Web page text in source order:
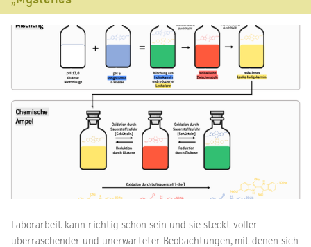
Laborarbeit kann richtig schön sein und sie steckt voller
überraschender und unerwarteter Beobachtungen, mit denen sich